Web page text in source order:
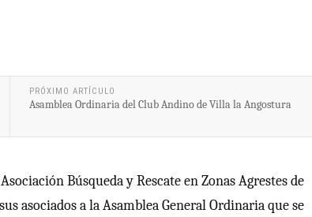
PRÓXIMO ARTÍCULO
Asamblea Ordinaria del Club Andino de Villa la Angostura
Búsqueda y Rescate en Zonas Agrestes de
asociados a la Asamblea General Ordinaria que se